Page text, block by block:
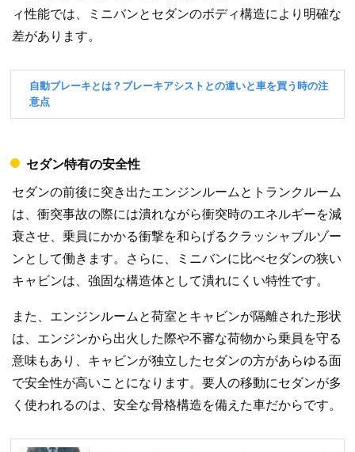
ィ性能では、ミニバンとセダンのボディ構造により明確な
差があります。
セダン特有の安全性
セダンの前後に突き出たエンジンルームとトランクルーム
は、衝突事故の際には潰れながら衝突時のエネルギーを減
衰させ、乗員にかかる衝撃を和らげるクラッシャブルゾー
ンとして働きます。さらに、ミニバンに比べセダンの狭い
キャビンは、強固な構造体として潰れにくい特性です。
また、エンジンルームと荷室とキャビンが隔離された形状
は、エンジンから出火した際や不審な荷物から乗員を守る
意味もあり、キャビンが独立したセダンの方があらゆる面
で安全性が高いことになります。要人の移動にセダンが多
く使われるのは、安全な骨格構造を備えた車だからです。